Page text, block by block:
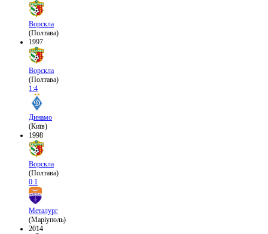
Ворскла
(Полтава)
1997
Ворскла
(Полтава)
1:4
Динамо
(Київ)
1998
Ворскла
(Полтава)
0:1
Металург
(Маріуполь)
2014